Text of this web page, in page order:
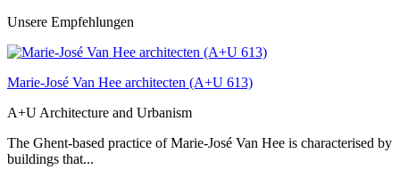
Unsere Empfehlungen
Marie-José Van Hee architecten (A+U 613)
A+U Architecture and Urbanism
The Ghent-based practice of Marie-José Van Hee is characterised by
buildings that...